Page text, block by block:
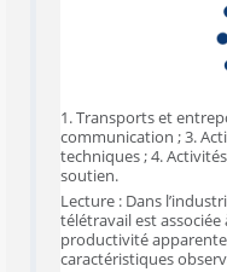
1. Transports et
communication ; 3.
techniques ; 4.
soutien.
Lecture : Dans
télétravail est
productivité
caractéristiques